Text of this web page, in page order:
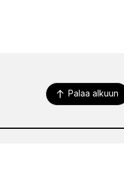
Palaa alkuun